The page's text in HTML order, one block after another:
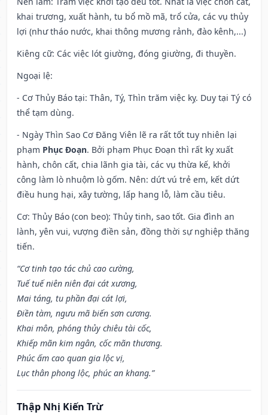
khai trương, xuất hành, tu bổ mồ mã, trổ cửa, các vụ thủy
lợi (như tháo nước, khai thông mương rảnh, đào kênh,...)
Kiêng cữ: Các việc lót giường, đóng giường, đi thuyền.
Ngoại lệ:
- Cơ Thủy Báo tại: Thân, Tý, Thìn trăm việc kỵ. Duy tại Tý có
thể tạm dùng.
- Ngày Thìn Sao Cơ Đăng Viên lẽ ra rất tốt tuy nhiên lại
phạm Phục Đoạn. Bởi phạm Phục Đoạn thì rất kỵ xuất
hành, chôn cất, chia lãnh gia tài, các vụ thừa kế, khởi
công làm lò nhuộm lò gốm. Nên: dứt vú trẻ em, kết dứt
điều hung hại, xây tường, lấp hang lỗ, làm cầu tiêu.
Cơ: Thủy Báo (con beo): Thủy tinh, sao tốt. Gia đình an
lành, yên vui, vượng điền sản, đồng thời sự nghiệp thăng
tiến.
“Cơ tinh tạo tác chủ cao cường,
Tuế tuế niên niên đại cát xương,
Mai táng, tu phần đại cát lợi,
Điền tàm, ngưu mã biến sơn cương.
Khai môn, phóng thủy chiêu tài cốc,
Khiếp mãn kim ngân, cốc mãn thương.
Phúc ấm cao quan gia lộc vị,
Lục thân phong lộc, phúc an khang.”
Thập Nhị Kiến Trừ